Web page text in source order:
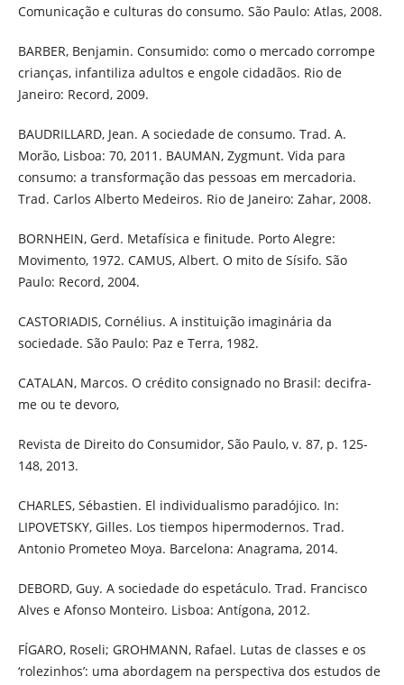
Comunicação e culturas do consumo. São Paulo: Atlas, 2008.
BARBER, Benjamin. Consumido: como o mercado corrompe
crianças, infantiliza adultos e engole cidadãos. Rio de
Janeiro: Record, 2009.
BAUDRILLARD, Jean. A sociedade de consumo. Trad. A.
Morão, Lisboa: 70, 2011. BAUMAN, Zygmunt. Vida para
consumo: a transformação das pessoas em mercadoria.
Trad. Carlos Alberto Medeiros. Rio de Janeiro: Zahar, 2008.
BORNHEIN, Gerd. Metafísica e finitude. Porto Alegre:
Movimento, 1972. CAMUS, Albert. O mito de Sísifo. São
Paulo: Record, 2004.
CASTORIADIS, Cornélius. A instituição imaginária da
sociedade. São Paulo: Paz e Terra, 1982.
CATALAN, Marcos. O crédito consignado no Brasil: decifra-
me ou te devoro,
Revista de Direito do Consumidor, São Paulo, v. 87, p. 125-
148, 2013.
CHARLES, Sébastien. El individualismo paradójico. In:
LIPOVETSKY, Gilles. Los tiempos hipermodernos. Trad.
Antonio Prometeo Moya. Barcelona: Anagrama, 2014.
DEBORD, Guy. A sociedade do espetáculo. Trad. Francisco
Alves e Afonso Monteiro. Lisboa: Antígona, 2012.
FÍGARO, Roseli; GROHMANN, Rafael. Lutas de classes e os
‘rolezinhos’: uma abordagem na perspectiva dos estudos de